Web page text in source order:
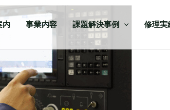
内 事業内容 課題解決事例 修理実